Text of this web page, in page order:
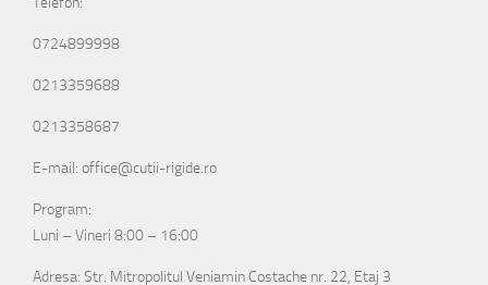
0724899998
0213359688
0213358687
E-mail: office@cutii-rigide.ro
Program:
Luni – Vineri 8:00 – 16:00
Adresa: Str. Mitropolitul Veniamin Costache nr. 22, Etaj 3